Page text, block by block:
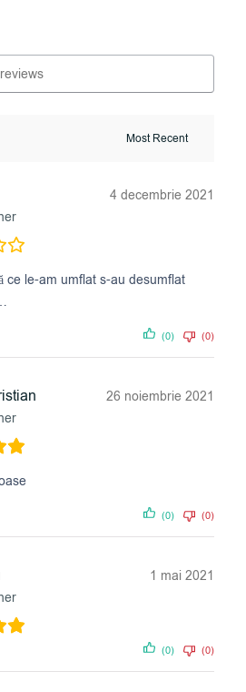
4 decembrie 2021
ce le-am umflat s-au desumflat
(0) (0)
26 noiembrie 2021
(0) (0)
1 mai 2021
(0) (0)